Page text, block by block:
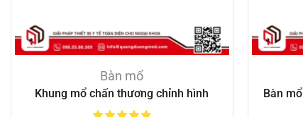
Bàn mổ
Khung mổ chấn thương chỉnh hình
Bàn